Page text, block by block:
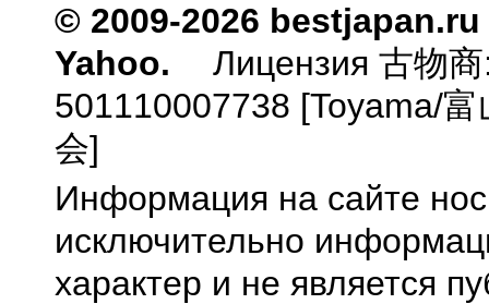
© 2009-2026
Yahoo.
Лицензия 古物
501110007738 [Toyama/
会]
Информация на сайте
исключительно
характер и не является